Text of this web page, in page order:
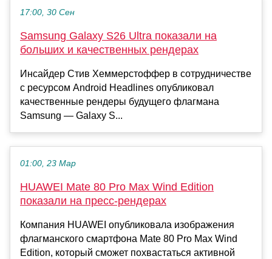
17:00, 30 Сен
Samsung Galaxy S26 Ultra показали на
больших и качественных рендерах
Инсайдер Стив Хеммерстоффер в сотрудничестве
с ресурсом Android Headlines опубликовал
качественные рендеры будущего флагмана
Samsung — Galaxy S...
01:00, 23 Мар
HUAWEI Mate 80 Pro Max Wind Edition
показали на пресс-рендерах
Компания HUAWEI опубликовала изображения
флагманского смартфона Mate 80 Pro Max Wind
Edition, который сможет похвастаться активной